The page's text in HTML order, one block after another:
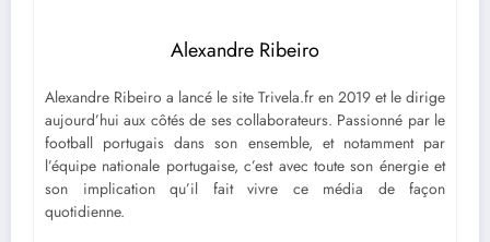
Alexandre Ribeiro
Alexandre Ribeiro a lancé le site Trivela.fr en 2019 et le dirige
aujourd’hui aux côtés de ses collaborateurs. Passionné par le
football portugais dans son ensemble, et notamment par
l’équipe nationale portugaise, c’est avec toute son énergie et
son implication qu’il fait vivre ce média de façon
quotidienne.